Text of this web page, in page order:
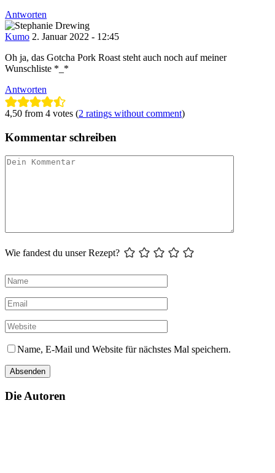
Antworten
Kumo 2. Januar 2022 - 12:45
Oh ja, das Gotcha Pork Roast steht auch noch auf meiner
Wunschliste *_*
Antworten
4,50 from 4 votes (2 ratings without comment)
Kommentar schreiben
Wie fandest du unser Rezept?
Name, E-Mail und Website für nächstes Mal speichern.
Die Autoren